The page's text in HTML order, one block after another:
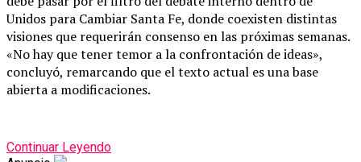
Unidos para Cambiar Santa Fe, donde coexisten distintas
visiones que requerirán consenso en las próximas semanas.
«No hay que tener temor a la confrontación de ideas»,
concluyó, remarcando que el texto actual es una base
abierta a modificaciones.
Continuar Leyendo